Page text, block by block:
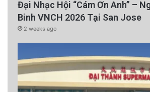
responsibility to provide them
protection, he told RFA on
advertisement
Đại Nhạc Hội “Cám Ơn Anh” –
Binh VNCH 2026 Tại San Jose
2 weeks ago